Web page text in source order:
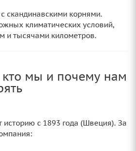
скандинавскими корнями.
климатических условий,
и тысячами километров.
мы и почему нам
историю с 1893 года (Швеция). За